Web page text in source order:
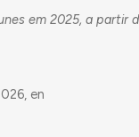
em 2025, a partir
en